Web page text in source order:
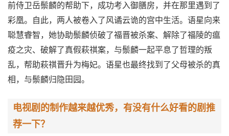
前侍卫岳鬃麟的帮助下，成功考入御膳房，并在那里遇到了
彩凰。自此，两人被卷入了风谲云诡的宫中生活。语星向来
聪慧睿智，她协助鬃麟侦破了福晋被杀案、解除了福陵的瘟
疫之灾、破解了真假萩祺案，与鬃麟一起平息了哲理的叛
乱，帮助萩祺晋升为梅妃。语星也最终找到了父母被杀的真
相，与鬃麟归隐田园。
电视剧的制作越来越优秀，有没有什么好看的剧推
荐一下？